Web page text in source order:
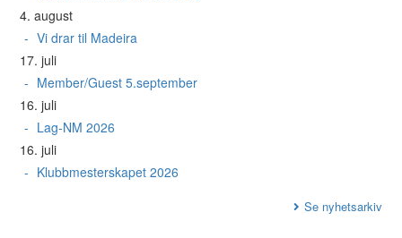
4. august
Vi drar til Madeira
17. juli
Member/Guest 5.september
16. juli
Lag-NM 2026
16. juli
Klubbmesterskapet 2026
Se nyhetsarkiv